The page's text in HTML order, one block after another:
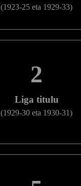
(1923-25 eta 1929-33)
2
Liga titulu
(1929-30 eta 1930-31)